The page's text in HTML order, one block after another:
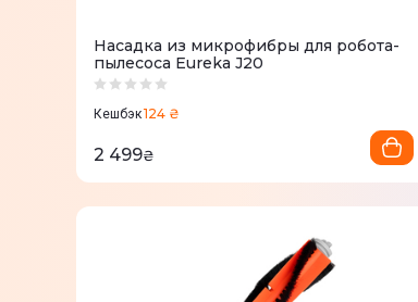
Насадка из микрофибры для робота-
пылесоса Eureka J20
Кешбэк124 ₴
2 499₴